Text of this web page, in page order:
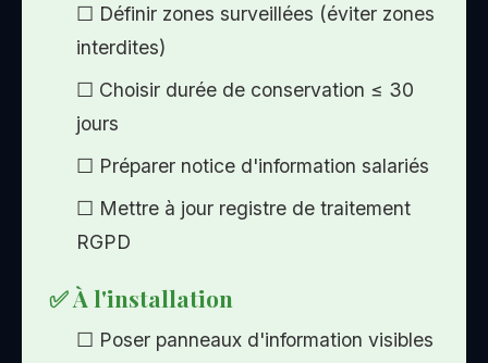
☐ Définir zones surveillées (éviter zones
interdites)
☐ Choisir durée de conservation ≤ 30
jours
☐ Préparer notice d'information salariés
☐ Mettre à jour registre de traitement
RGPD
✅ À l'installation
☐ Poser panneaux d'information visibles